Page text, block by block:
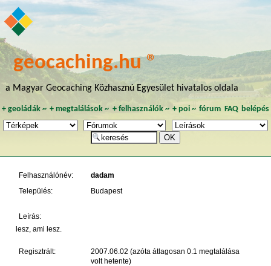
geocaching.hu ®
a Magyar Geocaching Közhasznú Egyesület hivatalos oldala
+ geoládák~ +megtalálások ~ + felhasználók~ + poi~ fórum FAQ belépés
Felhasználónév:
dadam
Település:
Budapest
Leírás:
lesz, ami lesz.
Regisztrált:
2007.06.02 (azóta átlagosan 0.1 megtalálása
volt hetente)